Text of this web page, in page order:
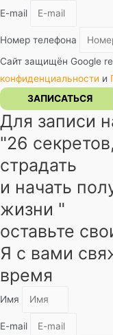
E-mail
Номер телефона
Сайт защищён Google
конфиденциальности и
ЗАПИСАТЬСЯ
Для записи
"26
страдать
и начать
жизни "
оставьте
Я с вами
время
Имя
E-mail